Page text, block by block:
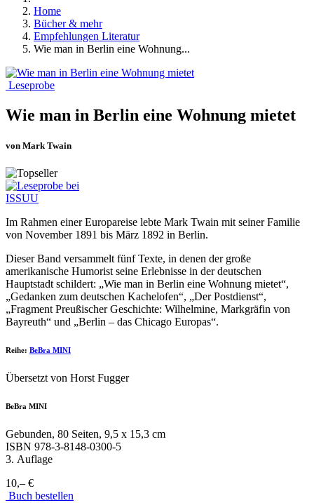
Home
Bücher & mehr
Empfehlungen Literatur
Wie man in Berlin eine Wohnung...
Leseprobe
Wie man in Berlin eine Wohnung mietet
von Mark Twain
Im Rahmen einer Europareise lebte Mark Twain mit seiner Familie
von November 1891 bis März 1892 in Berlin.
Dieser Band versammelt fünf Texte, in denen der große
amerikanische Humorist seine Erlebnisse in der deutschen
Hauptstadt schildert: „Wie man in Berlin eine Wohnung mietet“,
„Gedanken zum deutschen Kachelofen“, „Der Postdienst“,
„Fragment Preußischer Geschichte: Wilhelmine, Markgräfin von
Bayreuth“ und „Berlin – das Chicago Europas“.
Reihe: BeBra MINI
Übersetzt von Horst Fugger
BeBra MINI
Gebunden, 80 Seiten, 9,5 x 15,3 cm
ISBN 978-3-8148-0300-5
3. Auflage
10,– €
Buch bestellen